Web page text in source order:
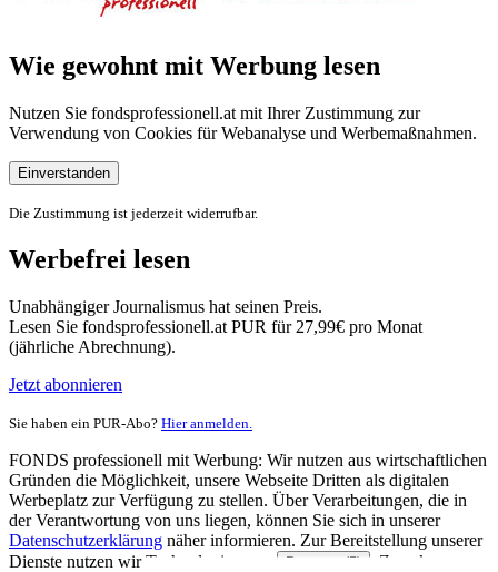
Wie gewohnt mit Werbung lesen
Nutzen Sie fondsprofessionell.at mit Ihrer Zustimmung zur
Verwendung von Cookies für Webanalyse und Werbemaßnahmen.
Einverstanden
Die Zustimmung ist jederzeit widerrufbar.
Werbefrei lesen
Unabhängiger Journalismus hat seinen Preis.
Lesen Sie fondsprofessionell.at PUR für 27,99€ pro Monat
(jährliche Abrechnung).
Jetzt abonnieren
Sie haben ein PUR-Abo? Hier anmelden.
FONDS professionell mit Werbung: Wir nutzen aus wirtschaftlichen
Gründen die Möglichkeit, unsere Webseite Dritten als digitalen
Werbeplatz zur Verfügung zu stellen. Über Verarbeitungen, die in
der Verantwortung von uns liegen, können Sie sich in unserer
Datenschutzerklärung näher informieren. Zur Bereitstellung unserer
Dienste nutzen wir Technologien von
Partnern (5)
. Zwecke: